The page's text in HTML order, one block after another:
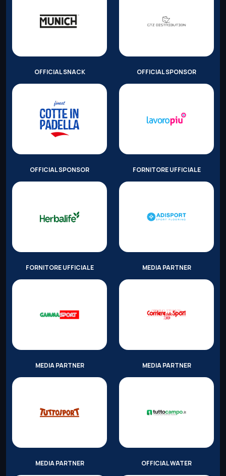
OFFICIAL SNACK OFFICIAL SPONSOR
OFFICIAL SPONSOR FORNITORE UFFICIALE
FORNITORE UFFICIALE MEDIA PARTNER
MEDIA PARTNER MEDIA PARTNER
MEDIA PARTNER OFFICIAL WATER